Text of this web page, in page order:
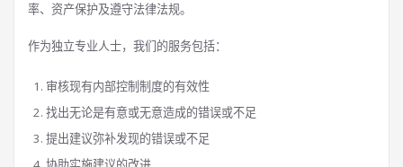
率、资产保护及遵守法律法规。
作为独立专业人士，我们的服务包括：
审核现有内部控制制度的有效性
找出无论是有意或无意造成的错误或不足
提出建议弥补发现的错误或不足